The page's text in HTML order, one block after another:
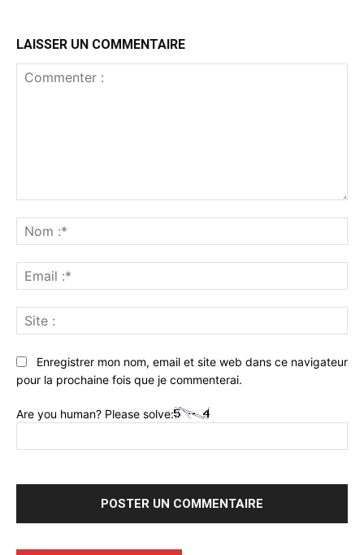
LAISSER UN COMMENTAIRE
:*
:*
:
Enregistrer mon nom, email et site web dans ce navigateur
pour la prochaine fois que je commenterai.
Are you human? Please solve: